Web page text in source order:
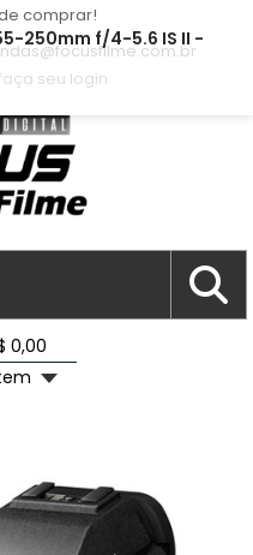
seu login
0,00
comprar!
250mm f/4-5.6 IS II -